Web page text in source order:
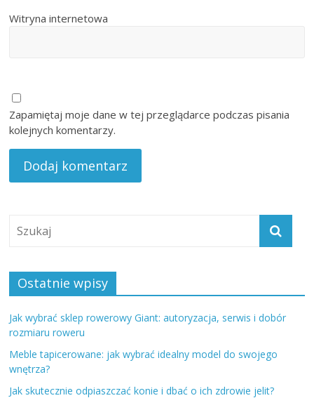
Witryna internetowa
Zapamiętaj moje dane w tej przeglądarce podczas pisania
kolejnych komentarzy.
Ostatnie wpisy
Jak wybrać sklep rowerowy Giant: autoryzacja, serwis i dobór
rozmiaru roweru
Meble tapicerowane: jak wybrać idealny model do swojego
wnętrza?
Jak skutecznie odpiaszczać konie i dbać o ich zdrowie jelit?